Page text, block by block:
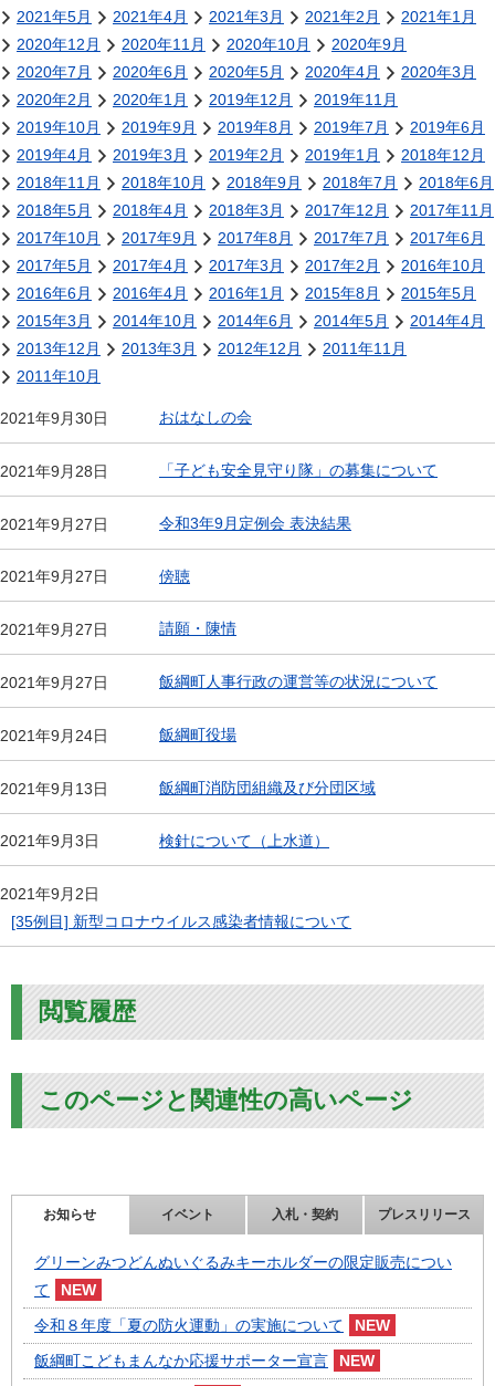
2021年5月
2021年4月 2021年3月 2021年2月
2021年1月
2020年12月
2020年11月 2020年10月
2020年9月
2020年7月
2020年6月 2020年5月 2020年4月
2020年3月
2020年2月
2020年1月 2019年12月
2019年11月
2019年10月
2019年9月 2019年8月 2019年7月
2019年6月
2019年4月
2019年3月 2019年2月 2019年1月
2018年12月
2018年11月
2018年10月 2018年9月 2018年7月
2018年6月
2018年5月
2018年4月 2018年3月 2017年12月
2017年11月
2017年10月
2017年9月 2017年8月 2017年7月
2017年6月
2017年5月
2017年4月 2017年3月 2017年2月
2016年10月
2016年6月
2016年4月 2016年1月 2015年8月
2015年5月
2015年3月
2014年10月 2014年6月 2014年5月
2014年4月
2013年12月
2013年3月 2012年12月
2011年11月
2011年10月
2021年9月30日 おはなしの会
2021年9月28日 「子ども安全見守り隊」の募集について
2021年9月27日 令和3年9月定例会 表決結果
2021年9月27日 傍聴
2021年9月27日 請願・陳情
2021年9月27日 飯綱町人事行政の運営等の状況について
2021年9月24日 飯綱町役場
2021年9月13日 飯綱町消防団組織及び分団区域
2021年9月3日 検針について（上水道）
2021年9月2日
[35例目] 新型コロナウイルス感染者情報について
閲覧履歴
このページと関連性の高いページ
お知らせ イベント 入札・契約 プレスリリース
グリーンみつどんぬいぐるみキーホルダーの限定販売につい
て
令和８年度「夏の防火運動」の実施について
飯綱町こどもまんなか応援サポーター宣言